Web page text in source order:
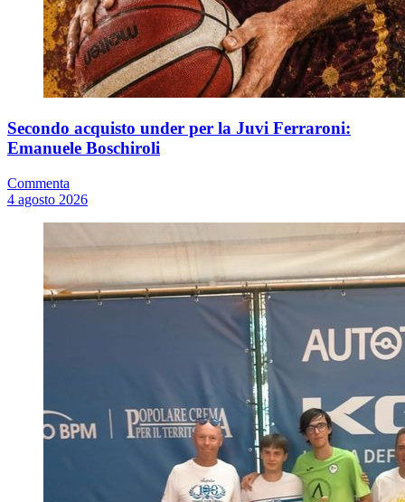
Secondo acquisto under per la Juvi Ferraroni:
Emanuele Boschiroli
Commenta
4 agosto 2026